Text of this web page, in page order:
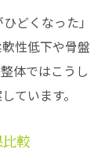
どくなった」
性低下や骨盤
体ではこうし
ています。
較